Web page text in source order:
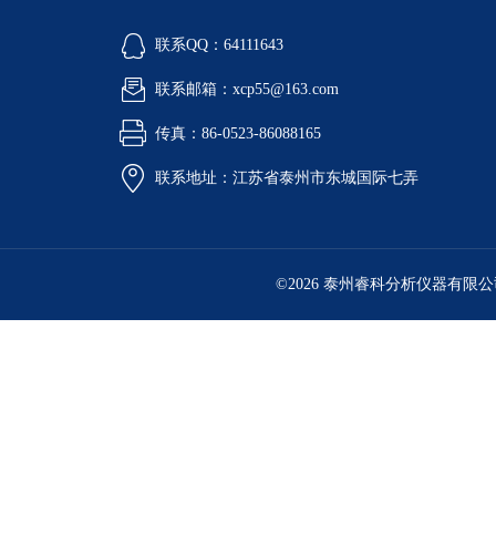
联系QQ：64111643
联系邮箱：xcp55@163.com
传真：86-0523-86088165
联系地址：江苏省泰州市东城国际七弄
©2026 泰州睿科分析仪器有限